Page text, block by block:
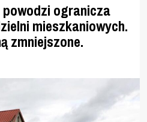
ogranicza
mieszkaniowych.
zmniejszone.